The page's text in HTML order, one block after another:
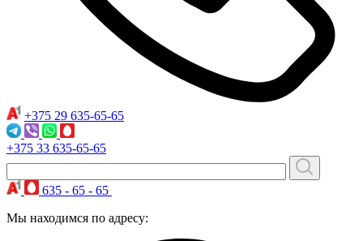
+375 29 635-65-65
+375 33 635-65-65
635 - 65 - 65
Мы находимся по адресу: